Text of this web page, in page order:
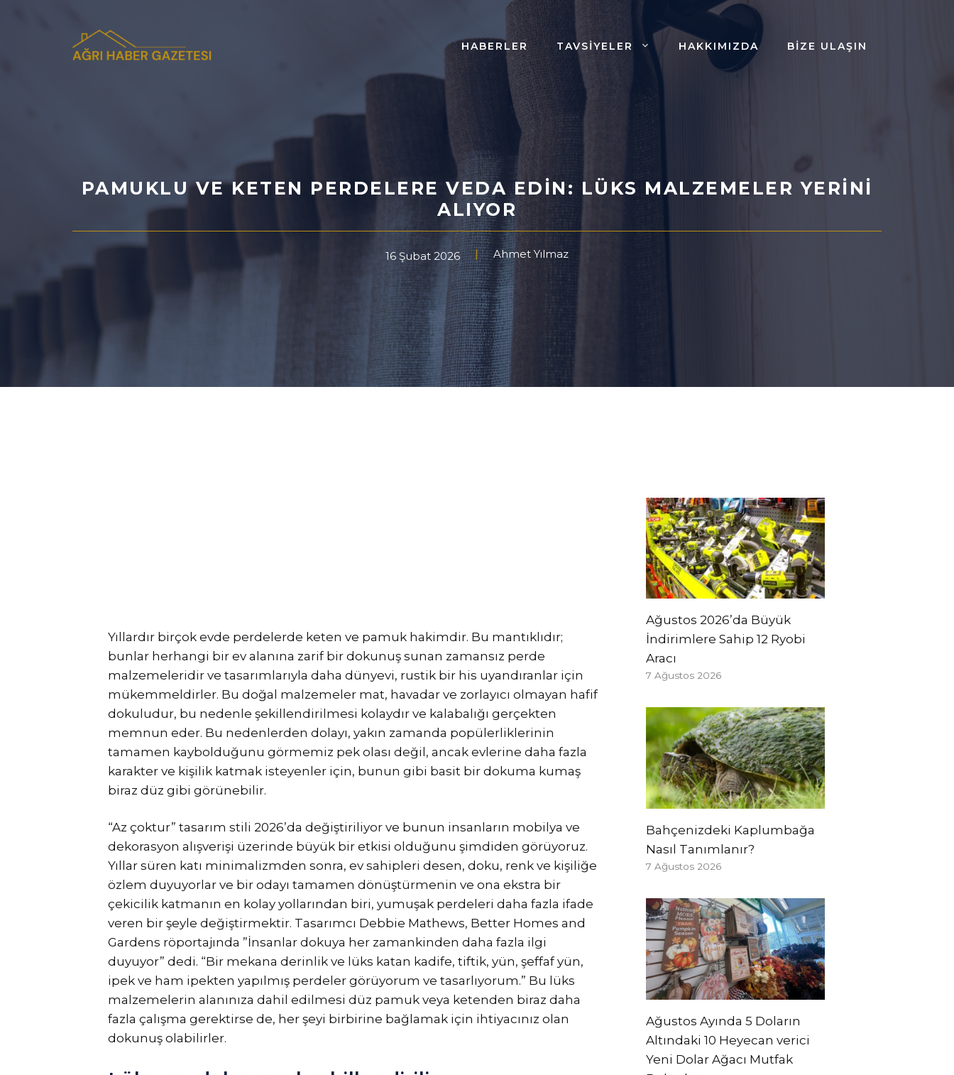
HABERLER TAVSIYELER HAKKIMIZDA BIZE ULAŞIN
PAMUKLU VE KETEN PERDELERE VEDA EDIN: LÜKS MALZEMELER YERINI
ALIYOR
16 Şubat 2026 Ahmet Yılmaz
Yıllardır birçok evde perdelerde keten ve pamuk hakimdir. Bu mantıklıdır;
bunlar herhangi bir ev alanına zarif bir dokunuş sunan zamansız perde
malzemeleridir ve tasarımlarıyla daha dünyevi, rustik bir his uyandıranlar için
mükemmeldirler. Bu doğal malzemeler mat, havadar ve zorlayıcı olmayan hafif
dokuludur, bu nedenle şekillendirilmesi kolaydır ve kalabalığı gerçekten
memnun eder. Bu nedenlerden dolayı, yakın zamanda popülerliklerinin
tamamen kaybolduğunu görmemiz pek olası değil, ancak evlerine daha fazla
karakter ve kişilik katmak isteyenler için, bunun gibi basit bir dokuma kumaş
biraz düz gibi görünebilir.
“Az çoktur” tasarım stili 2026’da değiştiriliyor ve bunun insanların mobilya ve
dekorasyon alışverişi üzerinde büyük bir etkisi olduğunu şimdiden görüyoruz.
Yıllar süren katı minimalizmden sonra, ev sahipleri desen, doku, renk ve kişiliğe
özlem duyuyorlar ve bir odayı tamamen dönüştürmenin ve ona ekstra bir
çekicilik katmanın en kolay yollarından biri, yumuşak perdeleri daha fazla ifade
veren bir şeyle değiştirmektir. Tasarımcı Debbie Mathews, Better Homes and
Gardens röportajında ​​”İnsanlar dokuya her zamankinden daha fazla ilgi
duyuyor” dedi. “Bir mekana derinlik ve lüks katan kadife, tiftik, yün, şeffaf yün,
ipek ve ham ipekten yapılmış perdeler görüyorum ve tasarlıyorum.” Bu lüks
malzemelerin alanınıza dahil edilmesi düz pamuk veya ketenden biraz daha
fazla çalışma gerektirse de, her şeyi birbirine bağlamak için ihtiyacınız olan
dokunuş olabilirler.
Ağustos 2026’da Büyük
İndirimlere Sahip 12 Ryobi
Aracı
7 Ağustos 2026
Bahçenizdeki Kaplumbağa
Nasıl Tanımlanır?
7 Ağustos 2026
Ağustos Ayında 5 Doların
Altındaki 10 Heyecan verici
Yeni Dolar Ağacı Mutfak